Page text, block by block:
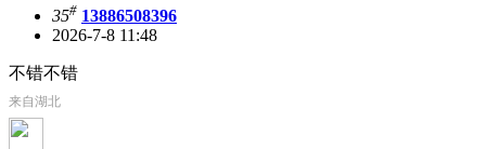
35# 13886508396
2026-7-8 11:48
不错不错
来自湖北